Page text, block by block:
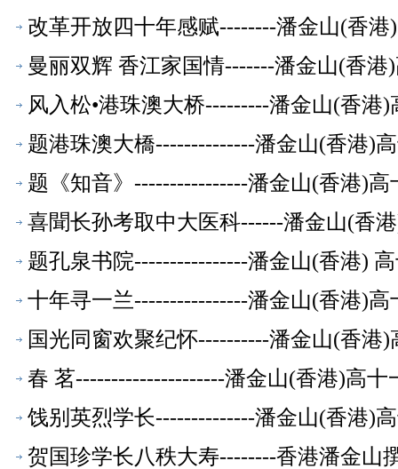
改革开放四十年感赋--------潘金山(香
曼丽双辉 香江家国情-------潘金山(香
风入松•港珠澳大桥---------潘金山(香港
题港珠澳大橋--------------潘金山(香港)
题《知音》----------------潘金山(香港)
喜聞长孙考取中大医科------潘金山(香
题孔泉书院----------------潘金山(香港)
十年寻一兰----------------潘金山(香港)
国光同窗欢聚纪怀----------潘金山(香港
春 茗---------------------潘金山(香港)高十
饯别英烈学长--------------潘金山(香港)
贺国珍学长八秩大寿--------香港潘金山